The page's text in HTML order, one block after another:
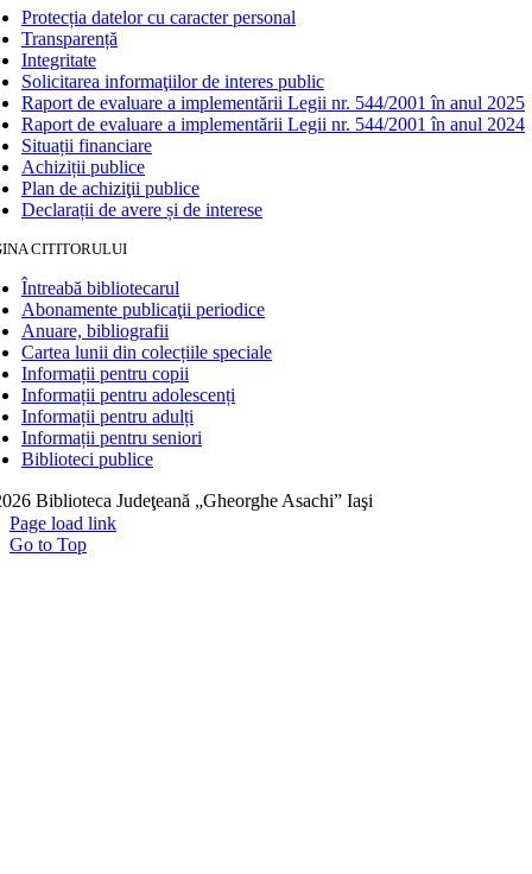
Protecția datelor cu caracter personal
Transparență
Integritate
Solicitarea informaţiilor de interes public
Raport de evaluare a implementării Legii nr. 544/2001 în anul 2025
Raport de evaluare a implementării Legii nr. 544/2001 în anul 2024
Situații financiare
Achiziții publice
Plan de achiziţii publice
Declarații de avere și de interese
CITITORULUI
Întreabă bibliotecarul
Abonamente publicaţii periodice
Anuare, bibliografii
Cartea lunii din colecțiile speciale
Informații pentru copii
Informații pentru adolescenți
Informații pentru adulți
Informații pentru seniori
Biblioteci publice
Biblioteca Judeţeană „Gheorghe Asachi” Iaşi
Page load link
Go to Top